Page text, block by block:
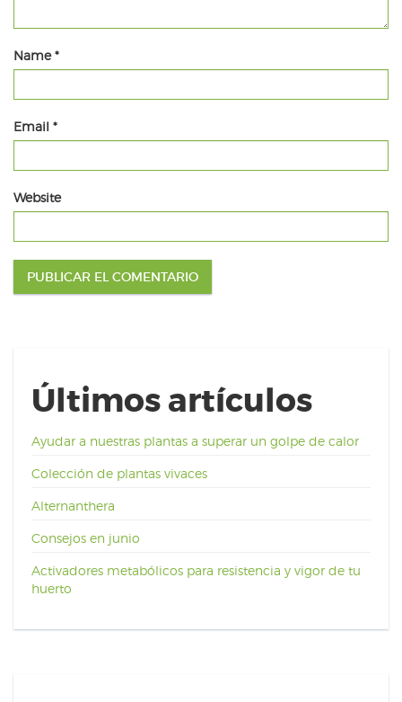
Name*
Email *
Website
Últimos artículos
Ayudar a nuestras plantas a superar un golpe de calor
Colección de plantas vivaces
Alternanthera
Consejos en junio
Activadores metabólicos para resistencia y vigor de tu
huerto